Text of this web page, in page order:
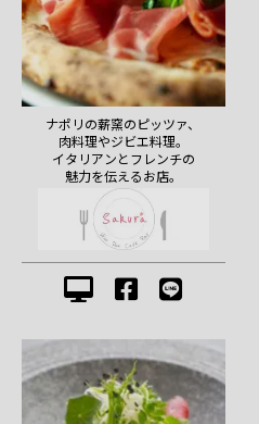
ナポリの薪窯のピッツァ、
肉料理やジビエ料理。
イタリアンとフレンチの
魅力を伝えるお店。